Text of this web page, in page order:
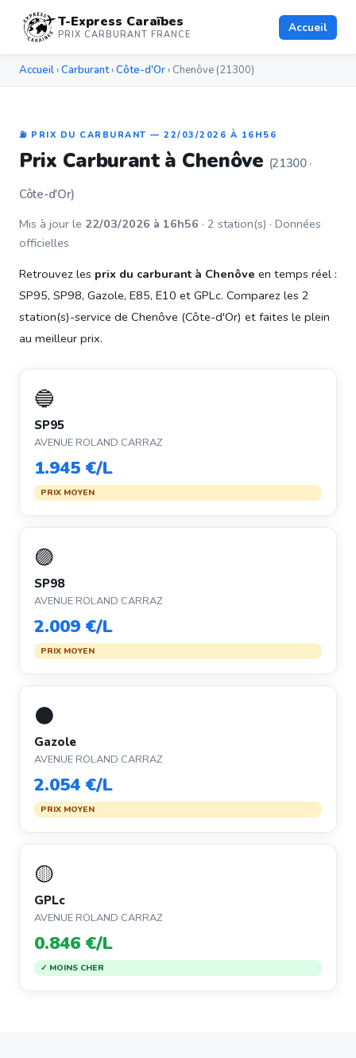
T-Express Caraïbes
PRIX CARBURANT FRANCE Accueil
Accueil ›Carburant›Côte-d'Or › Chenôve (21300)
⛽ PRIX DU CARBURANT — 22/03/2026 À 16H56
Prix Carburant à Chenôve (21300 ·
Côte-d'Or)
Mis à jour le 22/03/2026 à 16h56 · 2 station(s) · Données
officielles
Retrouvez les prix du carburant à Chenôve en temps réel :
SP95, SP98, Gazole, E85, E10 et GPLc. Comparez les 2
station(s)-service de Chenôve (Côte-d'Or) et faites le plein
au meilleur prix.
🔵
SP95
AVENUE ROLAND CARRAZ
1.945 €/L
PRIX MOYEN
🟣
SP98
AVENUE ROLAND CARRAZ
2.009 €/L
PRIX MOYEN
⚫
Gazole
AVENUE ROLAND CARRAZ
2.054 €/L
PRIX MOYEN
🟡
GPLc
AVENUE ROLAND CARRAZ
0.846 €/L
✓ MOINS CHER